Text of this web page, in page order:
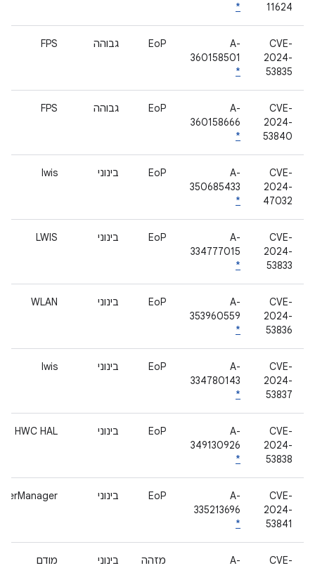
11624
*
CVE-
2024-
53835
A-
360158501
*
EoP גבוהה FPS
CVE-
2024-
53840
A-
360158666
*
EoP גבוהה FPS
CVE-
2024-
47032
A-
350685433
*
EoP בינוני lwis
CVE-
2024-
53833
A-
334777015
*
EoP בינוני LWIS
CVE-
2024-
53836
A-
353960559
*
EoP בינוני WLAN
CVE-
2024-
53837
A-
334780143
*
EoP בינוני lwis
CVE-
2024-
53838
A-
349130926
*
EoP בינוני HWC HAL
CVE-
2024-
53841
A-
335213696
*
EoP בינוני
CVE-
A- מזהה בינוני מודם